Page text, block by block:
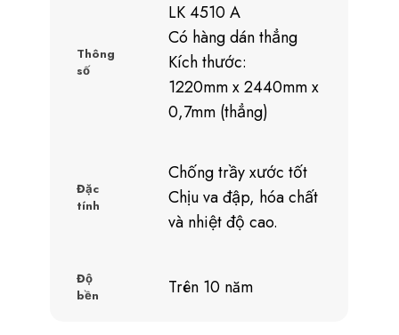
Thông
số
LK 4510 A
Có hàng dán thẳng
Kích thước:
1220mm x 2440mm x
0,7mm (thẳng)
Đặc
tính
Chống trầy xước tốt
Chịu va đập, hóa chất
và nhiệt độ cao.
Độ
bền
Trên 10 năm